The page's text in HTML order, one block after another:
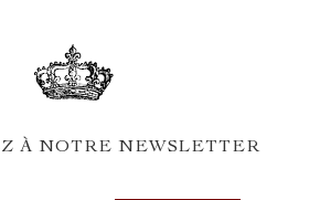
À NOTRE NEWSLETTER